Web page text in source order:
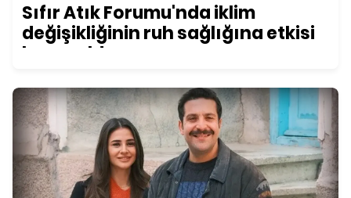
Sıfır Atık Forumu'nda iklim
değişikliğinin ruh sağlığına etkisi
konuşuldu